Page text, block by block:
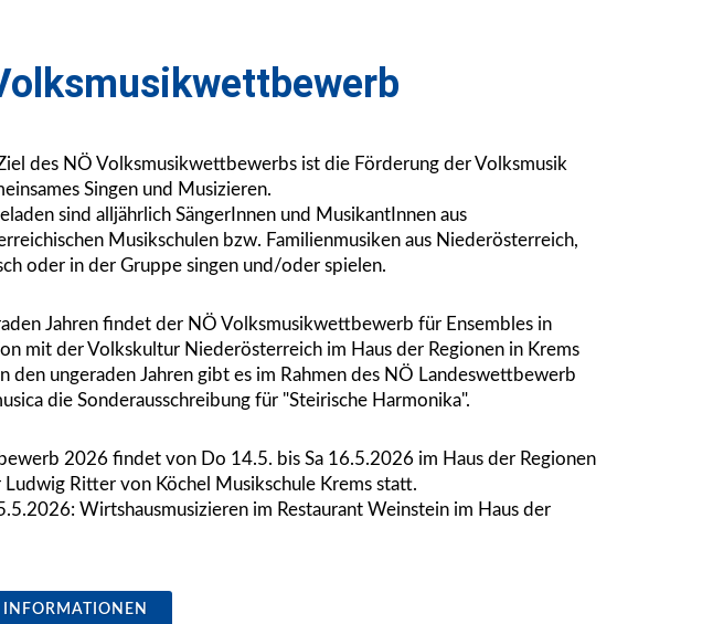
des NÖ Volksmusikwettbewerbs ist die Förderung der Volksmusik
Singen und Musizieren.
sind alljährlich SängerInnen und MusikantInnen aus
Musikschulen bzw. Familienmusiken aus Niederösterreich,
oder in der Gruppe singen und/oder spielen.
Jahren findet der NÖ Volksmusikwettbewerb für Ensembles in
mit der Volkskultur Niederösterreich im Haus der Regionen in Krems
den ungeraden Jahren gibt es im Rahmen des NÖ Landeswettbewerb
die Sonderausschreibung für "Steirische Harmonika".
2026 findet von Do 14.5. bis Sa 16.5.2026 im Haus der Regionen
Ludwig Ritter von Köchel Musikschule Krems statt.
Wirtshausmusizieren im Restaurant Weinstein im Haus der
INFORMATIONEN